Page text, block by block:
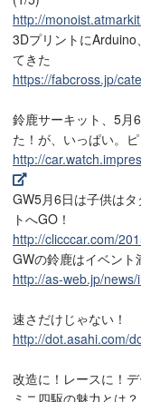
http://
3Dプリントに
てきた
https://fabcross.jp/
鈴鹿サーキット、5月
た！が、いっぱい。
http://
GW5月6日は子供は
トへGO！
http://clicccar.com/
GWの鈴鹿はイベン
http://as-web.jp/
速さだけじゃない！
http://dot.asahi.com/
改造に！レースに！